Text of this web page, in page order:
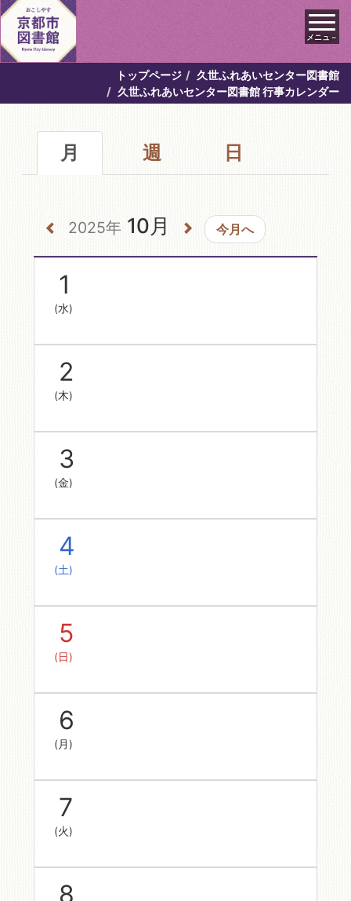
メニュ－
トップページ
久世ふれあいセンター図書館
久世ふれあいセンター図書館 行事カレンダー
月 週 日
2025年 10月 今月へ
1
(水)
2
(木)
3
(金)
4
(土)
5
(日)
6
(月)
7
(火)
8